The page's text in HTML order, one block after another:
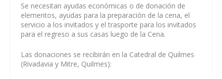
Se necesitan ayudas económicas o de donación de
elementos, ayudas para la preparación de la cena, el
servicio a los invitados y el trasporte para los invitados
para el regreso a sus casas luego de la Cena.
Las donaciones se recibirán en la Catedral de Quilmes
(Rivadavia y Mitre, Quilmes):